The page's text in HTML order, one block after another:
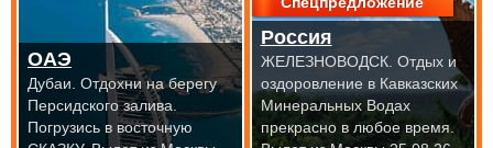
ОАЭ
Дубаи. Отдохни на берегу
Персидского залива.
Погрузись в восточную
Россия
ЖЕЛЕЗНОВОДСК. Отдых и
оздоровление в Кавказских
Минеральных Водах
прекрасно в любое время.